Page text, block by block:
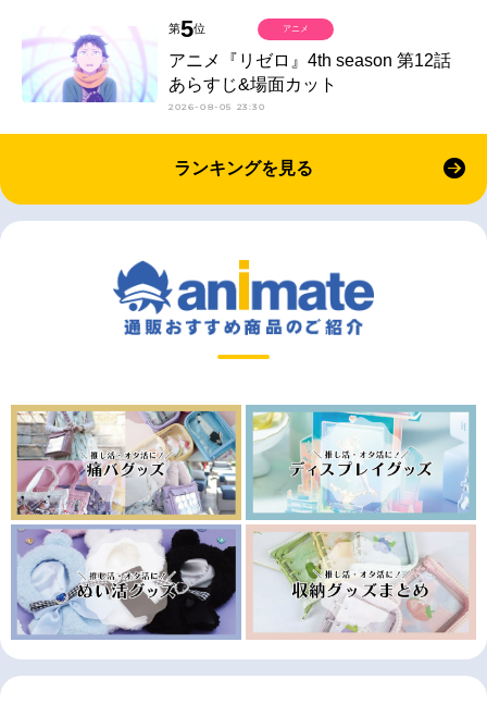
第5位
アニメ『リゼロ』4th season 第12話
あらすじ&場面カット
2026-08-05 23:30
アニメ
ランキングを見る